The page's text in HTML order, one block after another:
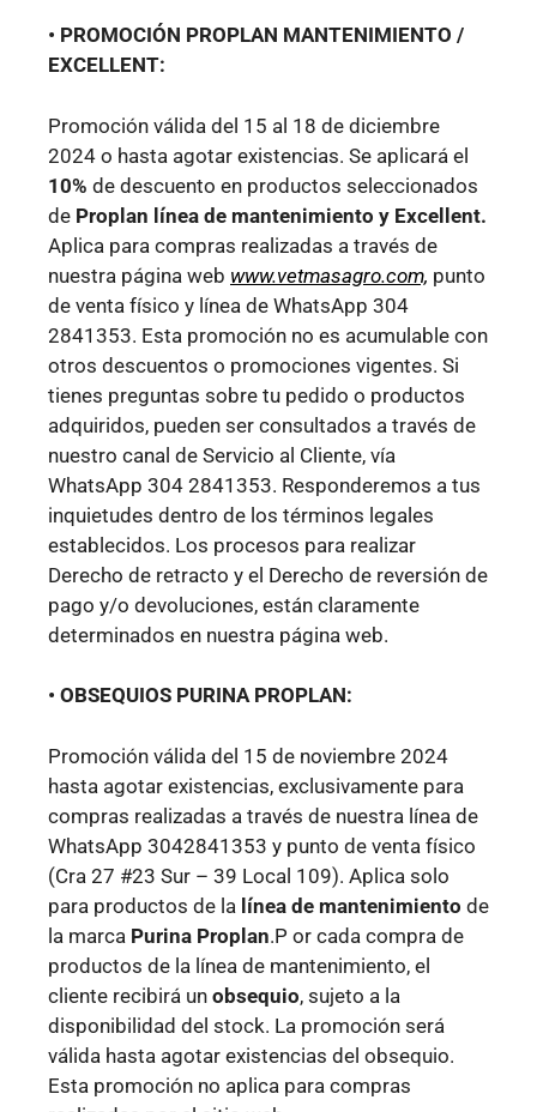
• PROMOCIÓN PROPLAN MANTENIMIENTO /
EXCELLENT:
Promoción válida del 15 al 18 de diciembre
2024 o hasta agotar existencias. Se aplicará el
10% de descuento en productos seleccionados
de Proplan línea de mantenimiento y Excellent.
Aplica para compras realizadas a través de
nuestra página web www.vetmasagro.com, punto
de venta físico y línea de WhatsApp 304
2841353. Esta promoción no es acumulable con
otros descuentos o promociones vigentes. Si
tienes preguntas sobre tu pedido o productos
adquiridos, pueden ser consultados a través de
nuestro canal de Servicio al Cliente, vía
WhatsApp 304 2841353. Responderemos a tus
inquietudes dentro de los términos legales
establecidos. Los procesos para realizar
Derecho de retracto y el Derecho de reversión de
pago y/o devoluciones, están claramente
determinados en nuestra página web.
• OBSEQUIOS PURINA PROPLAN:
Promoción válida del 15 de noviembre 2024
hasta agotar existencias, exclusivamente para
compras realizadas a través de nuestra línea de
WhatsApp 3042841353 y punto de venta físico
(Cra 27 #23 Sur – 39 Local 109). Aplica solo
para productos de la línea de mantenimiento de
la marca Purina Proplan.P or cada compra de
productos de la línea de mantenimiento, el
cliente recibirá un obsequio, sujeto a la
disponibilidad del stock. La promoción será
válida hasta agotar existencias del obsequio.
Esta promoción no aplica para compras